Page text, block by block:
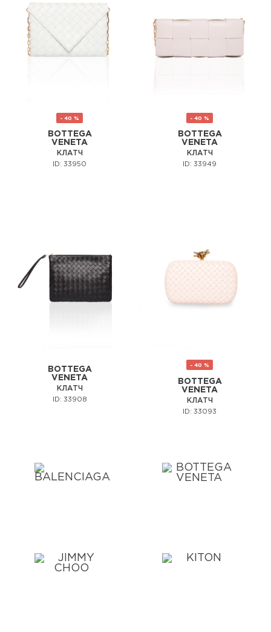
- 40 %
BOTTEGA
VENETA
КЛАТЧ
ID: 33950
- 40 %
BOTTEGA
VENETA
КЛАТЧ
ID: 33949
BOTTEGA
VENETA
КЛАТЧ
ID: 33908
- 40 %
BOTTEGA
VENETA
КЛАТЧ
ID: 33093